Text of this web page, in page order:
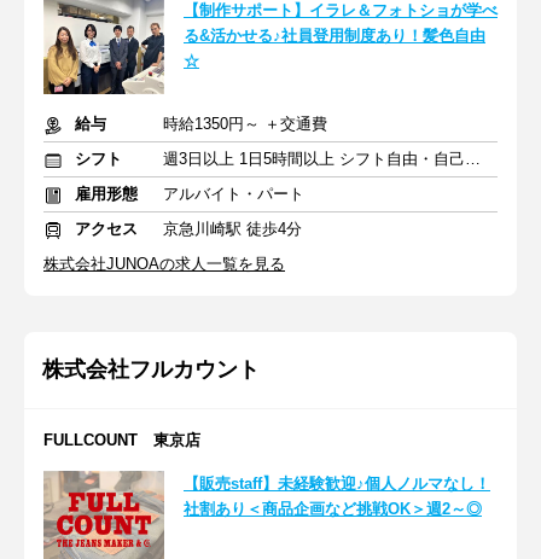
【制作サポート】イラレ＆フォトショが学べ
る&活かせる♪社員登用制度あり！髪色自由
☆
給与
時給1350円～ ＋交通費
シフト
週3日以上 1日5時間以上 シフト自由・自己申告
雇用形態
アルバイト・パート
アクセス
京急川崎駅 徒歩4分
株式会社JUNOAの求人一覧を見る
株式会社フルカウント
FULLCOUNT 東京店
【販売staff】未経験歓迎♪個人ノルマなし！
社割あり＜商品企画など挑戦OK＞週2～◎